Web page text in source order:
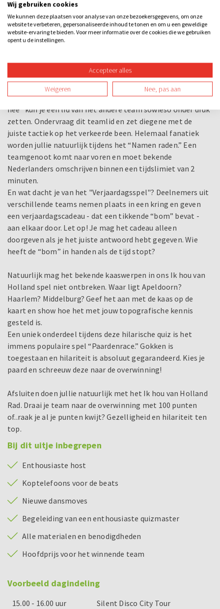
Ben jij goed in zingen? Maak dan het Nederlandse nummer
af dat opeens stopt. Raad intro’s van bekende Nederlandse
nummers tijdens “Raad een lied of niet” en natuurlijk mag
Mister Chung niet ontbreken. Helaas is deze meneer erg
verstaan welk nummer er gezongen wordt?
Staat het andere team ver voor? Of loopt het achter op
jullie? Wat de tussenstand ook is, tijdens “Geen ja, geen
nee” kun je een lid van het andere team sowieso onder druk
zetten. Ondervraag dit teamlid en zet diegene met de
juiste tactiek op het verkeerde been. Helemaal fanatiek
worden jullie natuurlijk tijdens het “Namen raden.” Een
teamgenoot komt naar voren en moet bekende
Nederlanders omschrijven binnen een tijdslimiet van 2
minuten.
En wat dacht je van het "Verjaardagsspel"? Deelnemers uit
verschillende teams nemen plaats in een kring en geven
een verjaardagscadeau - dat een tikkende “bom” bevat -
aan elkaar door. Let op! Je mag het cadeau alleen
doorgeven als je het juiste antwoord hebt gegeven. Wie
heeft de “bom” in handen als de tijd stopt?
Natuurlijk mag het bekende kaaswerpen in ons Ik hou van
Holland spel niet ontbreken. Waar ligt Apeldoorn?
Haarlem? Middelburg? Geef het aan met de kaas op de
kaart en show hoe het met jouw topografische kennis
gesteld is.
Een uniek onderdeel tijdens deze hilarische quiz is het
immens populaire spel “Paardenrace.” Gokken is
toegestaan en hilariteit is absoluut gegarandeerd. Kies je
paard en schreeuw deze naar de overwinning!
Afsluiten doen jullie natuurlijk met het Ik hou van Holland
Rad. Draai je team naar de overwinning met 100 punten
of..raak je al je punten kwijt? Gezelligheid en hilariteit ten
top.
Bij dit uitje inbegrepen
Enthousiaste host
Koptelefoons voor de beats
Nieuwe dansmoves
Begeleiding van een enthousiaste quizmaster
Alle materialen en benodigdheden
Hoofdprijs voor het winnende team
Voorbeeld dagindeling
15.00 - 16.00 uur
Silent Disco City Tour
Wij gebruiken cookies
We kunnen deze plaatsen voor analyse van onze bezoekersgegevens, om onze
website te verbeteren, gepersonaliseerde inhoud te tonen en om u een geweldige
website-ervaring te bieden. Voor meer informatie over de cookies die we gebruiken
opent u de instellingen.
Accepteer alles
Weigeren Nee, pas aan